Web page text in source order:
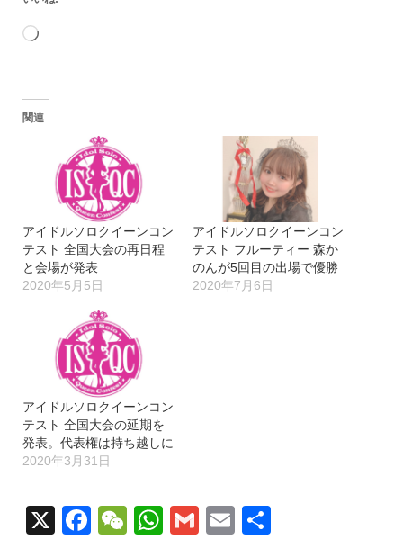
読
込
中…
関連
アイドルソロクイーンコン
テスト 全国大会の再日程
と会場が発表
2020年5月5日
アイドルソロクイーンコン
テスト フルーティー 森か
のんが5回目の出場で優勝
2020年7月6日
アイドルソロクイーンコン
テスト 全国大会の延期を
発表。代表権は持ち越しに
2020年3月31日
X Facebook
WeChat
WhatsApp
GmailEmail